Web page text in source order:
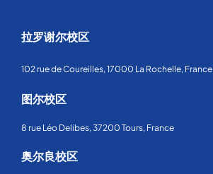
拉罗谢尔校区
102 rue de Coureilles, 17000 La Rochelle, France
图尔校区
8 rue Léo Delibes, 37200 Tours, France
奥尔良校区